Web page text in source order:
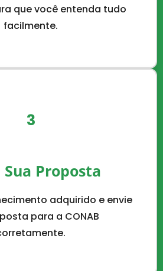
que você entenda tudo
facilmente.
3
Sua Proposta
adquirido e envie
para a CONAB